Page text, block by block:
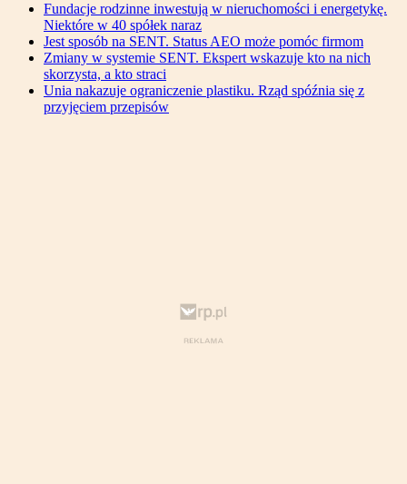
Fundacje rodzinne inwestują w nieruchomości i energetykę.
Niektóre w 40 spółek naraz
Jest sposób na SENT. Status AEO może pomóc firmom
Zmiany w systemie SENT. Ekspert wskazuje kto na nich
skorzysta, a kto straci
Unia nakazuje ograniczenie plastiku. Rząd spóźnia się z
przyjęciem przepisów